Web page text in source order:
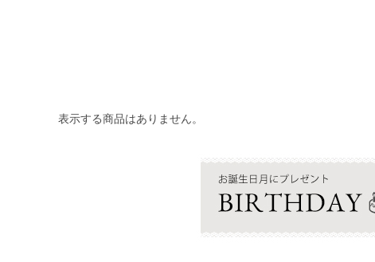
表示する商品はありません。